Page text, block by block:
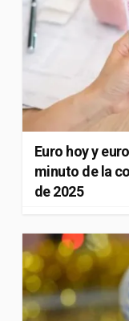
Euro hoy y
minuto de la
de 2025